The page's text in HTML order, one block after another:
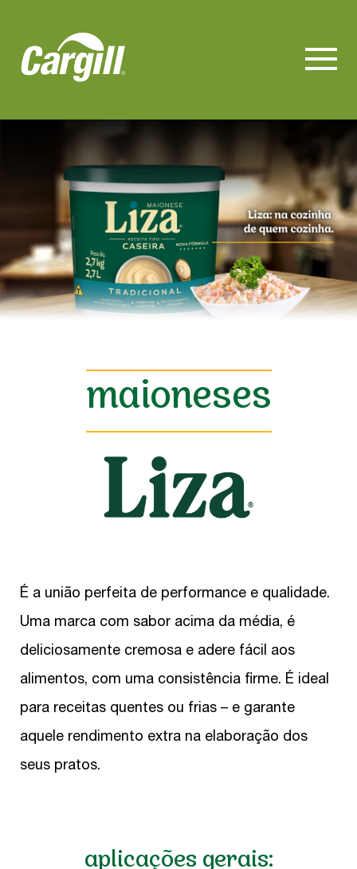
maioneses
É a união perfeita de performance e qualidade.
Uma marca com sabor acima da média, é
deliciosamente cremosa e adere fácil aos
alimentos, com uma consistência firme. É ideal
para receitas quentes ou frias – e garante
aquele rendimento extra na elaboração dos
seus pratos.
aplicações gerais: